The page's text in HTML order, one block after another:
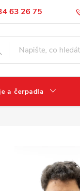
63 26 75
osobních údajů
a čerpadla